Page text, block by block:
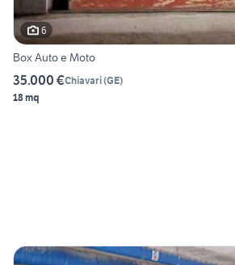
6
Box Auto e Moto
35.000 €Chiavari(GE)
18 mq